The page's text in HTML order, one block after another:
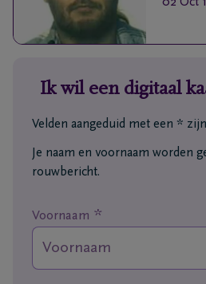
regelen
Ons
Ik wil een digitaal
Velden aangeduid met een *
Je naam en voornaam worden
rouwbericht.
Voornaam *